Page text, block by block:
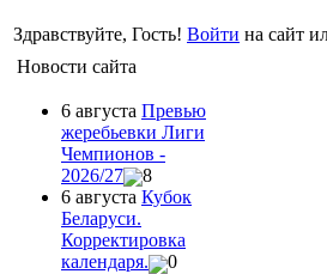
Здравствуйте, Гость! Войти на сайт
Новости сайта
6 августа Превью
жеребьевки Лиги
Чемпионов -
2026/27
8
6 августа Кубок
Беларуси.
Корректировка
календаря.
0